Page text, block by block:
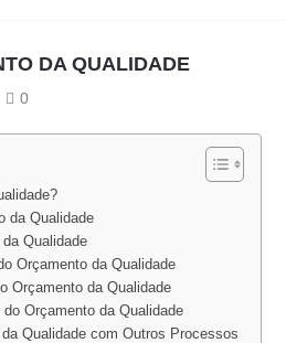
DA QUALIDADE
0
da Qualidade
Qualidade
Orçamento da Qualidade
Orçamento da Qualidade
Orçamento da Qualidade
Qualidade com Outros Processos